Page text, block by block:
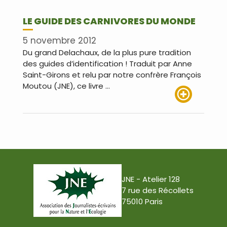
LE GUIDE DES CARNIVORES DU MONDE
5 novembre 2012
Du grand Delachaux, de la plus pure tradition
des guides d’identification ! Traduit par Anne
Saint-Girons et relu par notre confrère François
Moutou (JNE), ce livre …
JNE - Atelier 128
7 rue des Récollets
75010 Paris